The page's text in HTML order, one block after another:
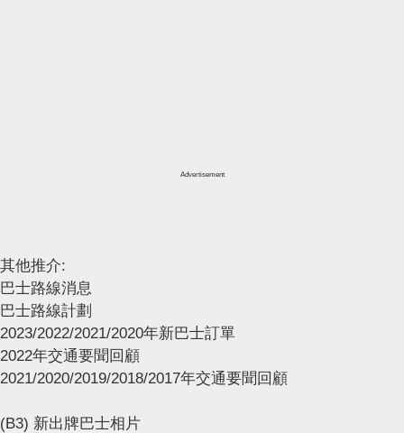
Advertisement
其他推介:
巴士路線消息
巴士路線計劃
2023/2022/2021/2020年新巴士訂單
2022年交通要聞回顧
2021/2020/2019/2018/2017年交通要聞回顧
(B3) 新出牌巴士相片